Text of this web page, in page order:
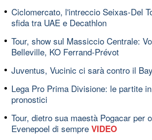
Ciclomercato, l'intreccio Seixas-Del
sfida tra UAE e Decathlon
Tour, show sul Massiccio Centrale:
Belleville, KO Ferrand-Prévot
Juventus, Vucinic ci sarà contro il
Lega Pro Prima Divisione: le partite
pronostici
Tour, dietro sua maestà Pogacar per
Evenepoel di sempre VIDEO